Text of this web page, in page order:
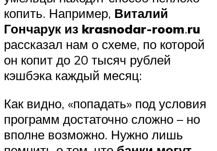
копить. Например, Виталий
Гончарук из krasnodar-room.ru
рассказал нам о схеме, по которой
он копит до 20 тысяч рублей
кэшбэка каждый месяц:
Как видно, «попадать» под условия
программ достаточно сложно – но
вполне возможно. Нужно лишь